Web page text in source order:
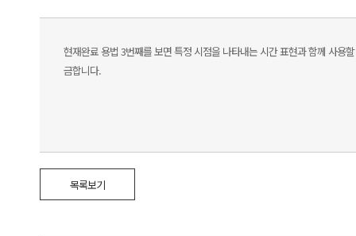
현재완료 용법 3번째를 보면 특정 시점을 나타내는 시간 표현과 함께 사용
금합니다.
목록보기